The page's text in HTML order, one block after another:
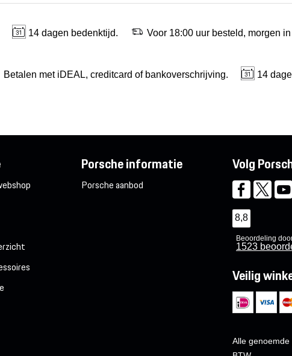
14 dagen bedenktijd. Voor 18:00 uur besteld, morgen
Betalen met iDEAL, creditcard of bankoverschrijving. 14
Porsche informatie
Porsche aanbod
Volg
8,8
Beoordeling
1523
Veilig
Alle